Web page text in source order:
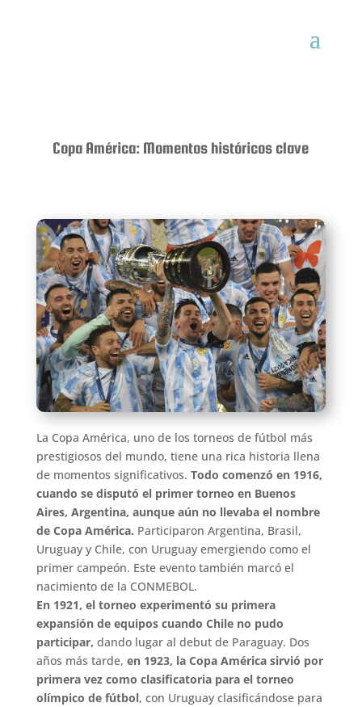
Copa América: Momentos históricos clave
La Copa América, uno de los torneos de fútbol más
prestigiosos del mundo, tiene una rica historia llena
de momentos significativos. Todo comenzó en 1916,
cuando se disputó el primer torneo en Buenos
Aires, Argentina, aunque aún no llevaba el nombre
de Copa América. Participaron Argentina, Brasil,
Uruguay y Chile, con Uruguay emergiendo como el
primer campeón. Este evento también marcó el
nacimiento de la CONMEBOL.
En 1921, el torneo experimentó su primera
expansión de equipos cuando Chile no pudo
participar, dando lugar al debut de Paraguay. Dos
años más tarde, en 1923, la Copa América sirvió por
primera vez como clasificatoria para el torneo
olímpico de fútbol, con Uruguay clasificándose para